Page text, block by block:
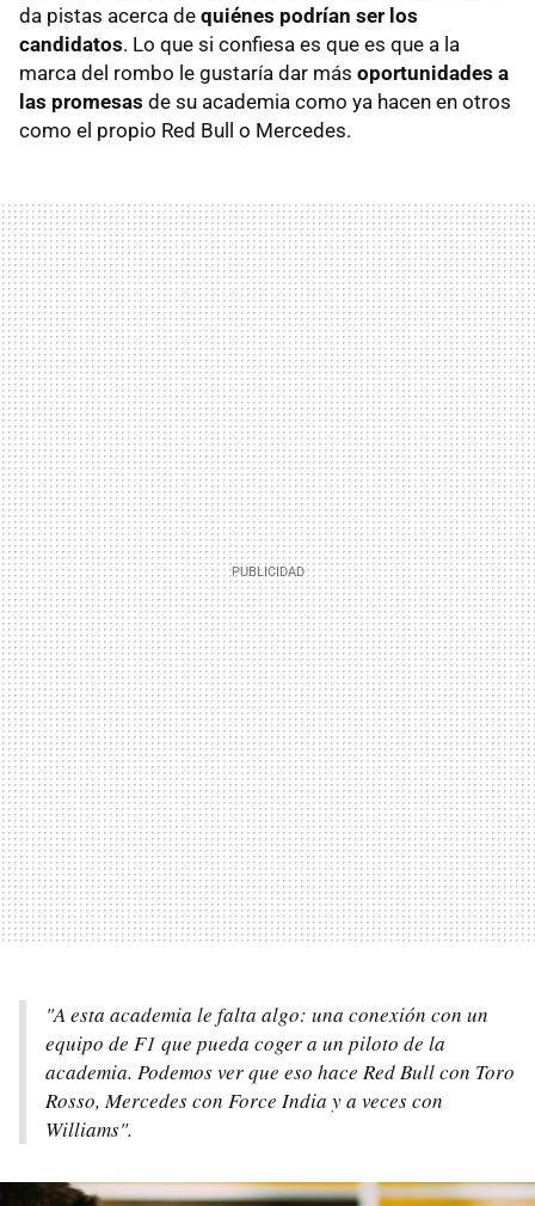
da pistas acerca de quiénes podrían ser los
candidatos. Lo que si confiesa es que es que a la
marca del rombo le gustaría dar más oportunidades a
las promesas de su academia como ya hacen en otros
como el propio Red Bull o Mercedes.
"A esta academia le falta algo: una conexión con un
equipo de F1 que pueda coger a un piloto de la
academia. Podemos ver que eso hace Red Bull con Toro
Rosso, Mercedes con Force India y a veces con
Williams".